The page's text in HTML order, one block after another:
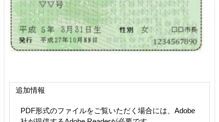
追加情報
PDF形式のファイルをご覧いただく場合には、Adobe